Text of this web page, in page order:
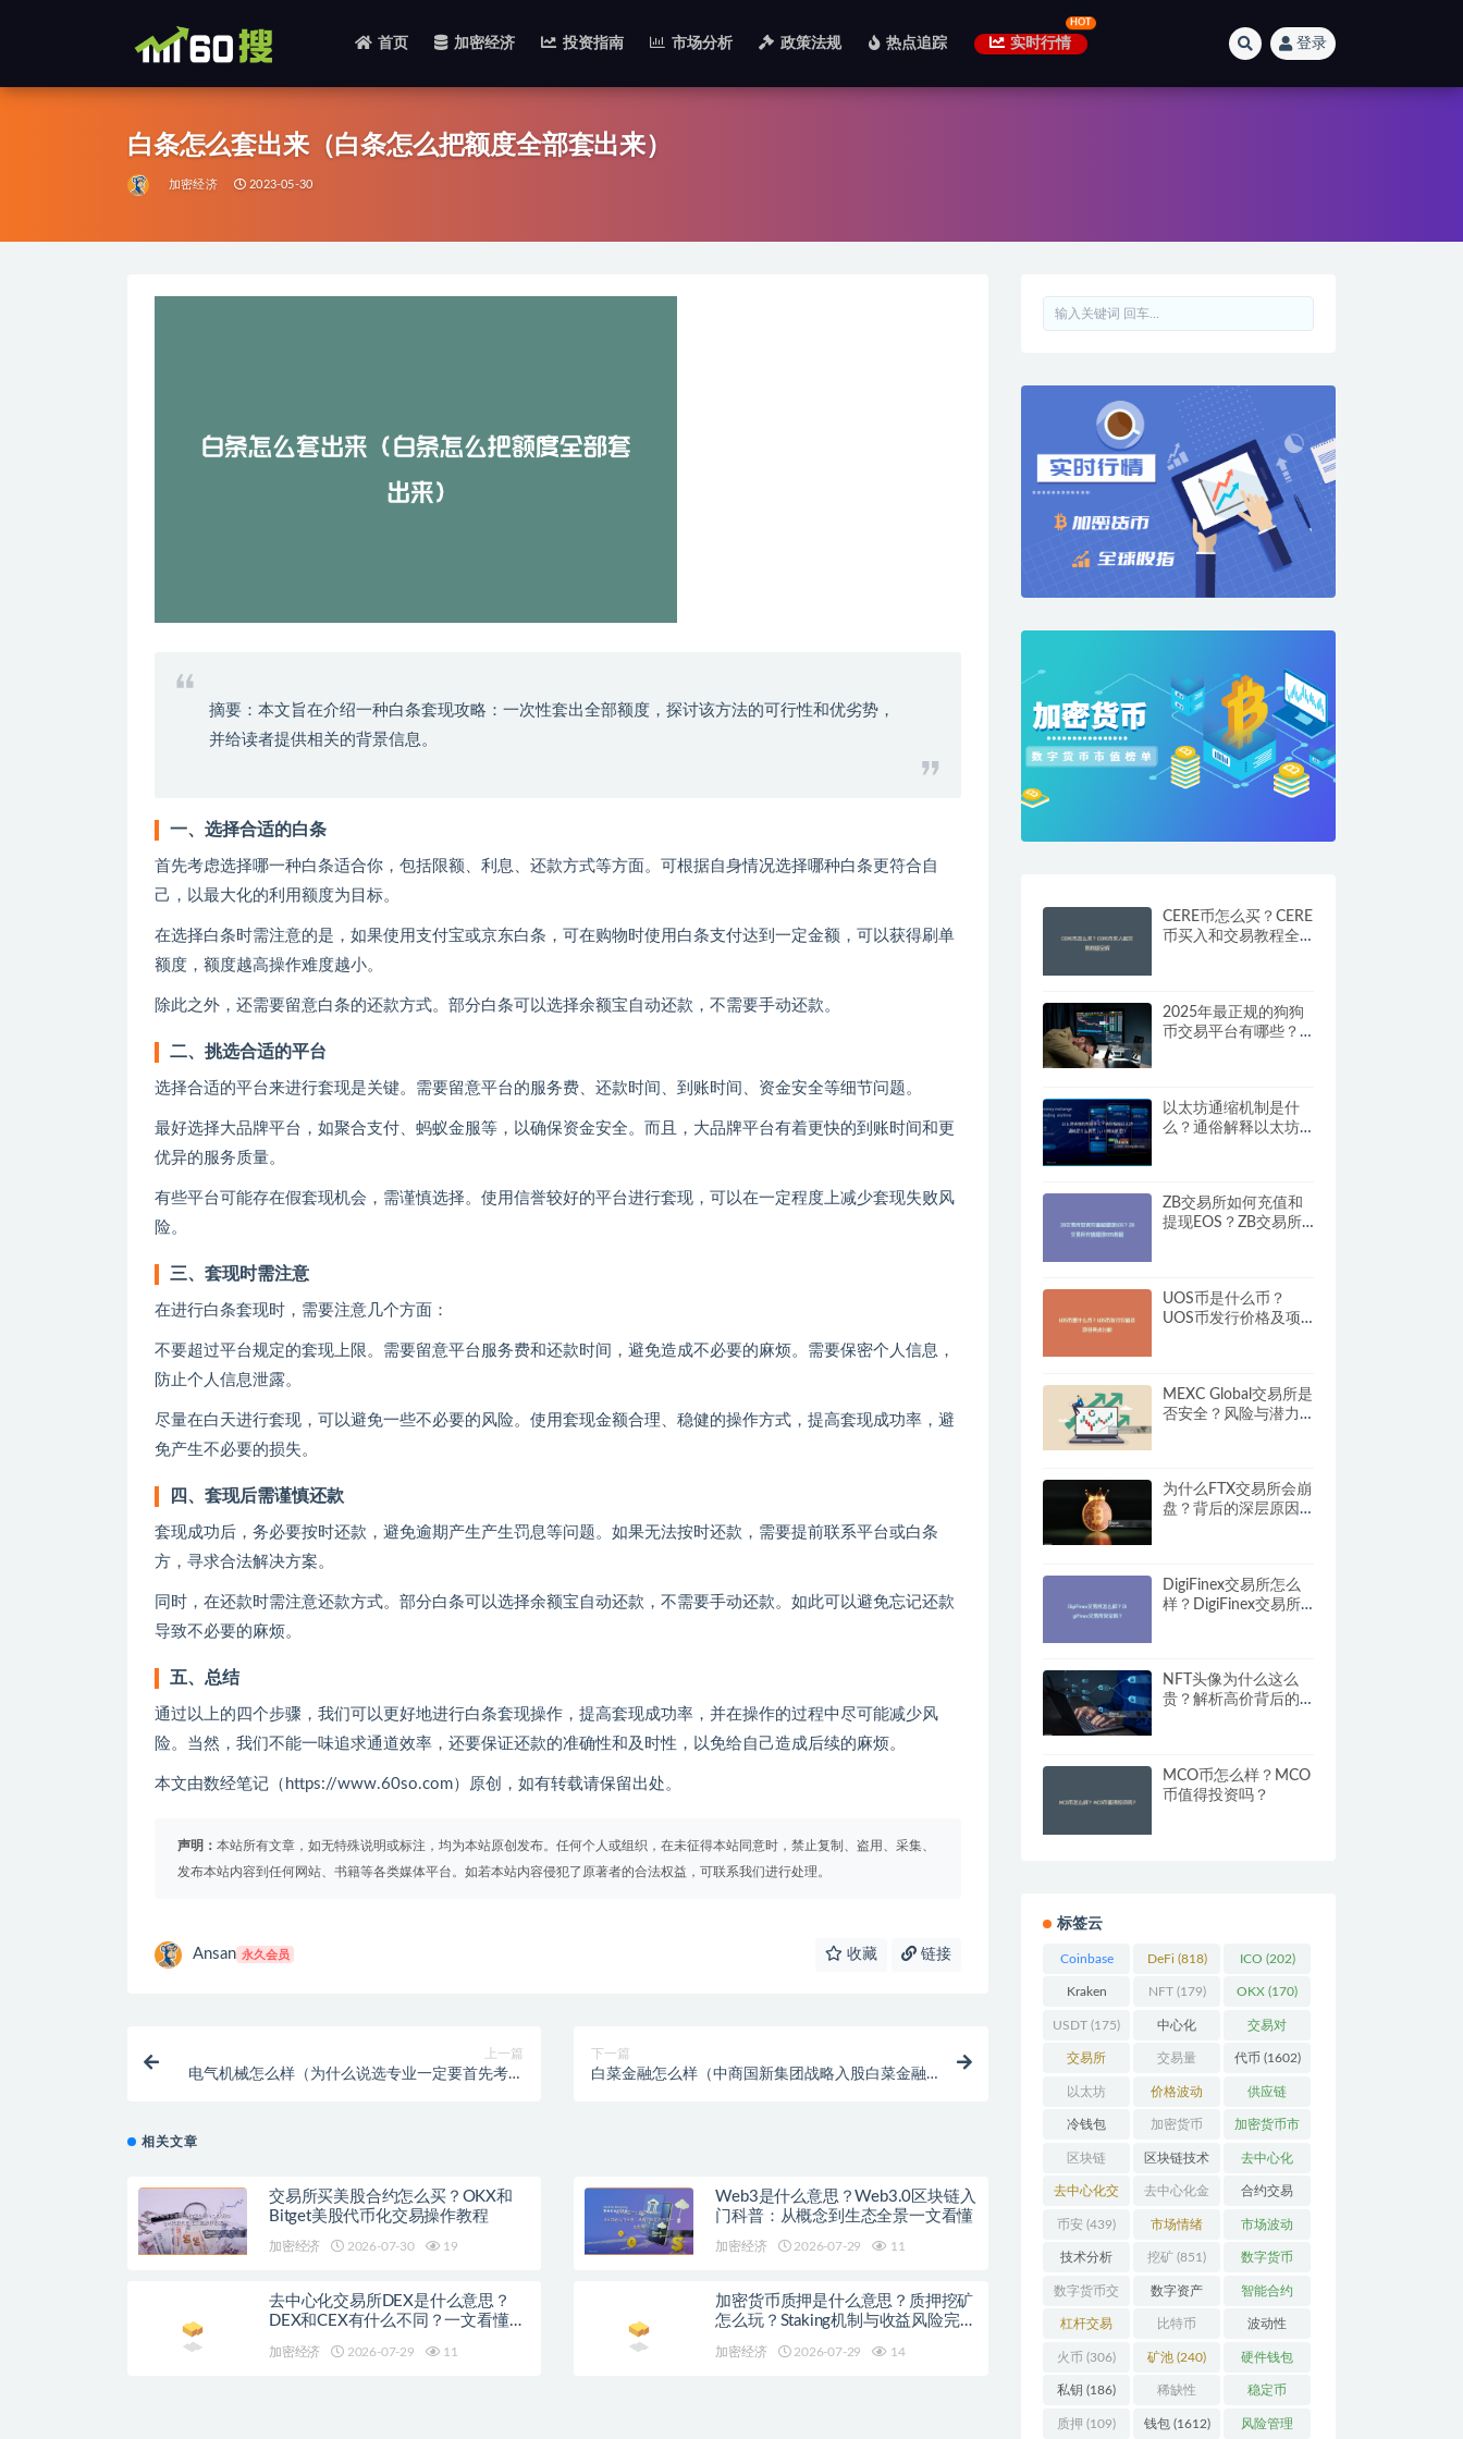
首页 加密经济 投资指南 市场分析 政策法规 热点追踪 实时行情 登录
白条怎么套出来（白条怎么把额度全部套出来）
加密经济 2023-05-30
摘要：本文旨在介绍一种白条套现攻略：一次性套出全部额度，探讨该方法的可行性和优劣势，
并给读者提供相关的背景信息。
一、选择合适的白条
首先考虑选择哪一种白条适合你，包括限额、利息、还款方式等方面。可根据自身情况选择哪种白条更符合自
己，以最大化的利用额度为目标。
在选择白条时需注意的是，如果使用支付宝或京东白条，可在购物时使用白条支付达到一定金额，可以获得刷单
额度，额度越高操作难度越小。
除此之外，还需要留意白条的还款方式。部分白条可以选择余额宝自动还款，不需要手动还款。
二、挑选合适的平台
选择合适的平台来进行套现是关键。需要留意平台的服务费、还款时间、到账时间、资金安全等细节问题。
最好选择大品牌平台，如聚合支付、蚂蚁金服等，以确保资金安全。而且，大品牌平台有着更快的到账时间和更
优异的服务质量。
有些平台可能存在假套现机会，需谨慎选择。使用信誉较好的平台进行套现，可以在一定程度上减少套现失败风
险。
三、套现时需注意
在进行白条套现时，需要注意几个方面：
不要超过平台规定的套现上限。需要留意平台服务费和还款时间，避免造成不必要的麻烦。需要保密个人信息，
防止个人信息泄露。
尽量在白天进行套现，可以避免一些不必要的风险。使用套现金额合理、稳健的操作方式，提高套现成功率，避
免产生不必要的损失。
四、套现后需谨慎还款
套现成功后，务必要按时还款，避免逾期产生产生罚息等问题。如果无法按时还款，需要提前联系平台或白条
方，寻求合法解决方案。
同时，在还款时需注意还款方式。部分白条可以选择余额宝自动还款，不需要手动还款。如此可以避免忘记还款
导致不必要的麻烦。
五、总结
通过以上的四个步骤，我们可以更好地进行白条套现操作，提高套现成功率，并在操作的过程中尽可能减少风
险。当然，我们不能一味追求通道效率，还要保证还款的准确性和及时性，以免给自己造成后续的麻烦。
本文由数经笔记（https://www.60so.com）原创，如有转载请保留出处。
声明： 本站所有文章，如无特殊说明或标注，均为本站原创发布。任何个人或组织，在未征得本站同意时，禁止复制、盗用、采集、
发布本站内容到任何网站、书籍等各类媒体平台。如若本站内容侵犯了原著者的合法权益，可联系我们进行处理。
Ansan 永久会员 收藏 链接
上一篇
电气机械怎么样（为什么说选专业一定要首先考虑
下一篇
白菜金融怎么样（中商国新集团战略入股白菜金融
相关文章
交易所买美股合约怎么买？OKX和
Bitget美股代币化交易操作教程
加密经济 2026-07-30 19
Web3是什么意思？Web3.0区块链入
门科普：从概念到生态全景一文看懂
加密经济 2026-07-29 11
去中心化交易所DEX是什么意思？
DEX和CEX有什么不同？一文看懂主
加密经济 2026-07-29 11
加密货币质押是什么意思？质押挖矿
怎么玩？Staking机制与收益风险完整
加密经济 2026-07-29 14
CERE币怎么买？CERE
币买入和交易教程全
2025年最正规的狗狗
币交易平台有哪些？
以太坊通缩机制是什
么？通俗解释以太坊
ZB交易所如何充值和
提现EOS？ZB交易所
UOS币是什么币？
UOS币发行价格及项
MEXC Global交易所是
否安全？风险与潜力
为什么FTX交易所会崩
盘？背后的深层原因
DigiFinex交易所怎么
样？DigiFinex交易所
NFT头像为什么这么
贵？解析高价背后的
MCO币怎么样？MCO
币值得投资吗？
标签云
Coinbase
(206)
DeFi (818) ICO (202)
Kraken
(104)
NFT(179) OKX (170)
USDT (175) 中心化
(3923)
交易对
(359)
交易所
(2164)
交易量
(246)
代币 (1602)
以太坊
(742)
价格波动
(630)
供应链
(118)
冷钱包
(175)
加密货币
(5442)
加密货币市
场(701)
区块链
(4599)
区块链技术
(527)
去中心化
(4087)
去中心化交
易所 (196)
去中心化金
融(110)
合约交易
(182)
币安 (439) 市场情绪
(337)
市场波动
(279)
技术分析
(148)
挖矿 (851) 数字货币
(8679)
数字货币交
易(150)
数字资产
(286)
智能合约
(532)
杠杆交易
(231)
比特币
(2378)
波动性
(352)
火币 (306) 矿池 (240) 硬件钱包
(170)
私钥 (186) 稀缺性
(193)
稳定币
(112)
质押 (109) 钱包(1612) 风险管理